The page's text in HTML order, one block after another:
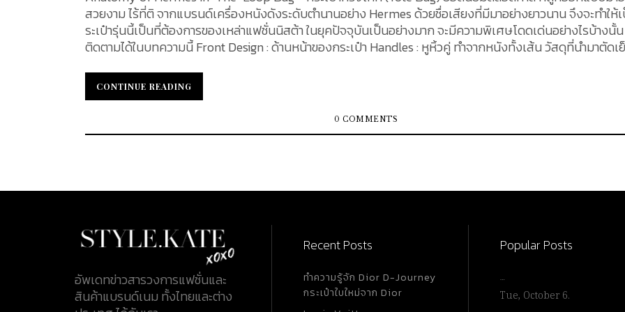
สวยงาม ไร้ที่ติ จากแบรนด์เครื่องหนังดังระดับตำนานอย่าง Hermes ด้วยชื่อเสียงที่มีมาอย่างยาวนาน จึงจะทำให้
ระเป๋ารุ่นนี้เป็นที่ต้องการของเหล่าแฟชั่นนิสต้า ในยุคปัจจุบันเป็นอย่างมาก จะมีความพิเศษโดดเด่นอย่างไรบ้างนั้น
ติดตามได้ในบทความนี้ Front Design : ด้านหน้าของกระเป๋า Handles : หูหิ้วคู่ ทำจากหนังทั้งเส้น วัสดุที่นำมาตัดเย็บหู
Leather) ที่มีคุณสมบัติที่ทนทานต่อการใช้งานเป็นอย่างมาก Stitching : ส่วนของการเย็บกระเป๋านั้นจะเห็นได้เลยว่า มี
ความเป็นระเบียบเรียบร้อยอย่างไร้ที่ติ Color : กระเป๋ารุ่นนี้มีด้วยกันทั้งหมด 8 สี ได้แก่ สี Fauve ,สี Etoupe ,สี Caban
,สี Sauge ,สี Vert Comics ,สี Cassis ,สี Rose Texas และ สี Mauve Sylvestre Inside Design : ด้านในของกระเป๋า
Inside Design : ด้านในกระเป๋าแบ่งเป็น 2 ช่องได้แก่ 1 ช่องใหญ่ และ 1 ช่องเล็ก Interior : วัสดุด้านในเป็นหนังกลับ (Raw
CONTINUE READING
CONTINUE READING
0 COMMENTS
อัพเดทข่าวสารวงการแฟชั่นและ
สินค้าแบรนด์เนม ทั้งไทยและต่าง
Recent Posts
ทำความรู้จัก Dior D-Journey
กระเป๋าใบใหม่จาก Dior
Popular Posts
…
Tue, October 6.